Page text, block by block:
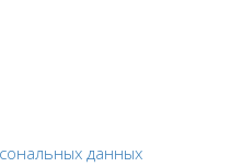
данных